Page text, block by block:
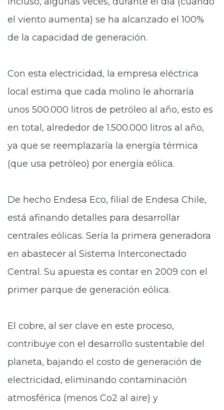
el viento aumenta) se ha alcanzado el 100%
de la capacidad de generación.
Con esta electricidad, la empresa eléctrica
local estima que cada molino le ahorraría
unos 500.000 litros de petróleo al año, esto es
en total, alrededor de 1.500.000 litros al año,
ya que se reemplazaría la energía térmica
(que usa petróleo) por energía eólica.
De hecho Endesa Eco, filial de Endesa Chile,
está afinando detalles para desarrollar
centrales eólicas. Sería la primera generadora
en abastecer al Sistema Interconectado
Central. Su apuesta es contar en 2009 con el
primer parque de generación eólica.
El cobre, al ser clave en este proceso,
contribuye con el desarrollo sustentable del
planeta, bajando el costo de generación de
electricidad, eliminando contaminación
atmosférica (menos Co2 al aire) y